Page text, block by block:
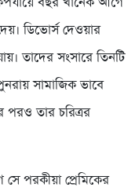
ডিভোর্স দেওয়ার
তাদের সংসারে তিনটি
সামাজিক ভাবে
পরও তার চরিত্রর
পরকীয়া প্রেমিকের